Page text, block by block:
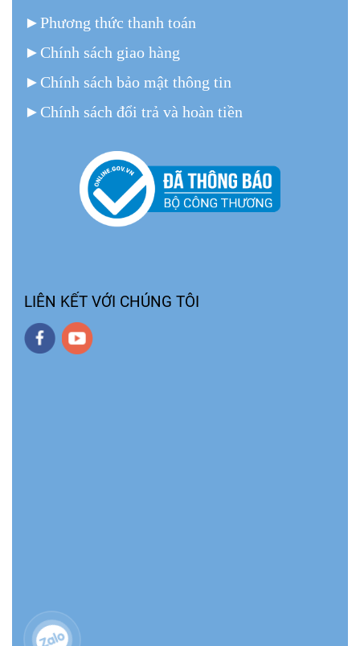
►Phương thức thanh toán
► Chính sách giao hàng
► Chính sách bảo mật thông tin
► Chính sách đổi trả và hoàn tiền
LIÊN KẾT VỚI CHÚNG TÔI